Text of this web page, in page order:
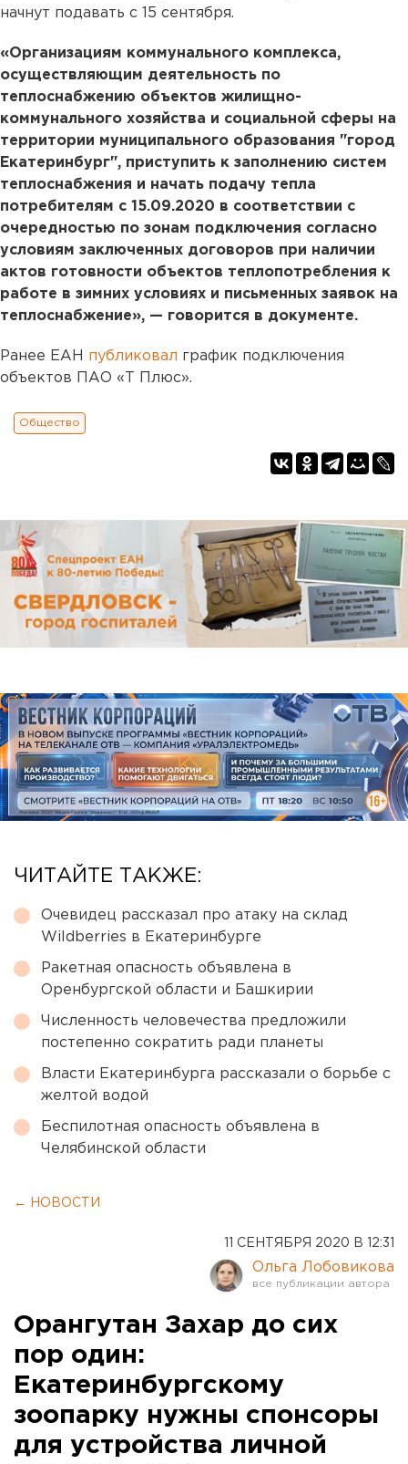
начнут подавать с 15 сентября.
«Организациям коммунального комплекса,
осуществляющим деятельность по
теплоснабжению объектов жилищно-
коммунального хозяйства и социальной сферы на
территории муниципального образования "город
Екатеринбург", приступить к заполнению систем
теплоснабжения и начать подачу тепла
потребителям с 15.09.2020 в соответствии с
очередностью по зонам подключения согласно
условиям заключенных договоров при наличии
актов готовности объектов теплопотребления к
работе в зимних условиях и письменных заявок на
теплоснабжение», — говорится в документе.
Ранее ЕАН публиковал график подключения
объектов ПАО «Т Плюс».
Общество
ЧИТАЙТЕ ТАКЖЕ:
Очевидец рассказал про атаку на склад
Wildberries в Екатеринбурге
Ракетная опасность объявлена в
Оренбургской области и Башкирии
Численность человечества предложили
постепенно сократить ради планеты
Власти Екатеринбурга рассказали о борьбе с
желтой водой
Беспилотная опасность объявлена в
Челябинской области
← НОВОСТИ
11 СЕНТЯБРЯ 2020 В 12:31
Ольга Лобовикова
Орангутан Захар до сих
пор один:
Екатеринбургскому
зоопарку нужны спонсоры
для устройства личной